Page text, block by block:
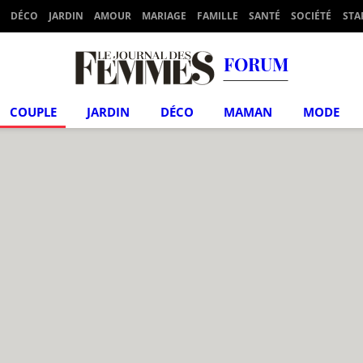
DÉCO JARDIN AMOUR MARIAGE FAMILLE SANTÉ SOCIÉTÉ
FORUM
COUPLE JARDIN DÉCO MAMAN MODE